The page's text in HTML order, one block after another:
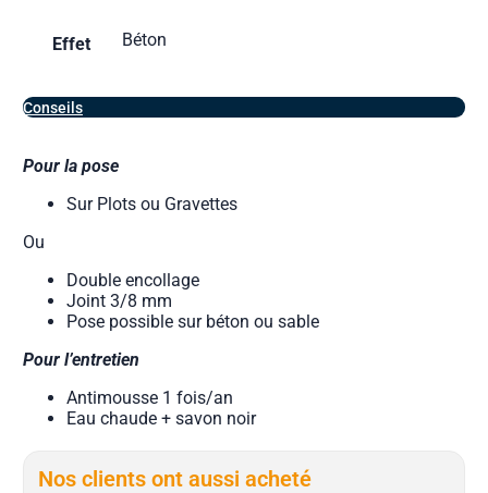
Effet Béton
Conseils
Pour la pose
Sur Plots ou Gravettes
Ou
Double encollage
Joint 3/8 mm
Pose possible sur béton ou sable
Pour l’entretien
Antimousse 1 fois/an
Eau chaude + savon noir
Nos clients ont aussi acheté